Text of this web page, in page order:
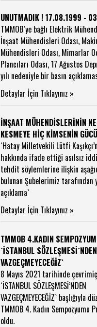
UNUTMADIK ! 17.08.1999 -
TMMOB`ye bağlı Elektrik
İnşaat Mühendisleri Odası,
Mühendisleri Odası, Mimarlar
Plancıları Odası, 17 Ağustos
yılı nedeniyle bir basın
Detaylar İçin Tıklayınız »
İNŞAAT MÜHENDİSLERİNİN
KESMEYE HİÇ KİMSENİN
`Hatay Milletvekili Lütfi
hakkında ifade ettiği asılsız
tehdit söylemlerine ilişkin
bulunan Şubelerimiz tarafından
açıklama`
Detaylar İçin Tıklayınız »
TMMOB 4.KADIN
`İSTANBUL SÖZLEŞMESİ`NDEN
VAZGEÇMEYECEĞİZ`
8 Mayıs 2021 tarihinde
`İSTANBUL SÖZLEŞMESİ’NDEN
VAZGEÇMEYECEĞİZ` başlığıyla
TMMOB 4. Kadın Sempozyumu
oldu.